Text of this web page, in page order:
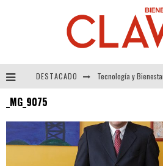
DESTACADO
_MG_9075